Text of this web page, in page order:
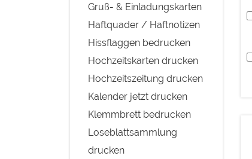
Gruß- & Einladungskarten
Haftquader / Haftnotizen
Hissflaggen bedrucken
Hochzeitskarten drucken
Hochzeitszeitung drucken
Kalender jetzt drucken
Klemmbrett bedrucken
Loseblattsammlung
drucken